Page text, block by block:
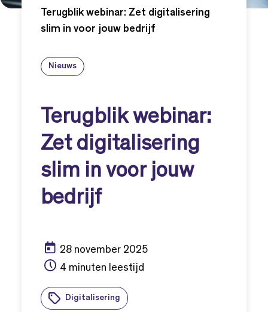
Terugblik webinar: Zet digitalisering
slim in voor jouw bedrijf
Nieuws
Terugblik webinar:
Zet digitalisering
slim in voor jouw
bedrijf
28 november 2025
4 minuten leestijd
Digitalisering